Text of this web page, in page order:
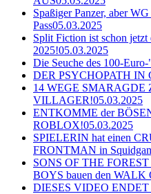
Spaßiger Panzer, aber
Pass05.03.2025
Split Fiction ist schon jetzt
2025!05.03.2025
Die Seuche des 100-
DER PSYCHOPATH IN
14 WEGE
VILLAGER!05.03.2025
ENTKOMME der
ROBLOX!05.03.2025
SPIELERIN hat einen
FRONTMAN in
SONS OF THE
BOYS bauen den WALK
DIESES VIDEO